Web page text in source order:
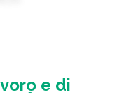
e di